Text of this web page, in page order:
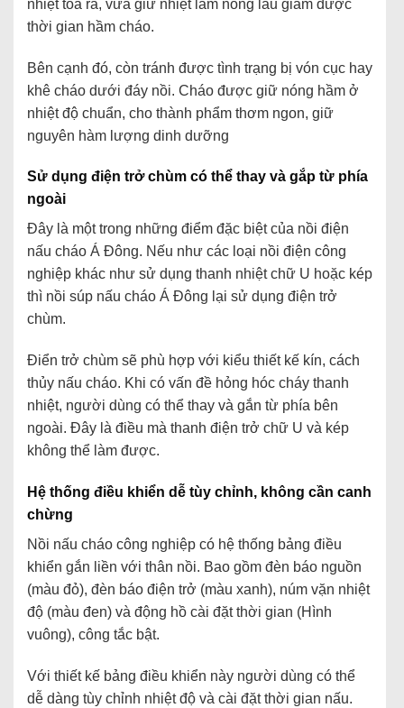
nhiệt tỏa ra, vừa giữ nhiệt làm nóng lâu giảm được
thời gian hầm cháo.
Bên cạnh đó, còn tránh được tình trạng bị vón cục hay
khê cháo dưới đáy nồi. Cháo được giữ nóng hầm ở
nhiệt độ chuẩn, cho thành phẩm thơm ngon, giữ
nguyên hàm lượng dinh dưỡng
Sử dụng điện trở chùm có thể thay và gắp từ phía
ngoài
Đây là một trong những điểm đặc biệt của nồi điện
nấu cháo Á Đông. Nếu như các loại nồi điện công
nghiệp khác như sử dụng thanh nhiệt chữ U hoặc kép
thì nồi súp nấu cháo Á Đông lại sử dụng điện trở
chùm.
Điển trở chùm sẽ phù hợp với kiểu thiết kế kín, cách
thủy nấu cháo. Khi có vấn đề hỏng hóc cháy thanh
nhiệt, người dùng có thể thay và gắn từ phía bên
ngoài. Đây là điều mà thanh điện trở chữ U và kép
không thể làm được.
Hệ thống điều khiển dễ tùy chỉnh, không cần canh
chừng
Nồi nấu cháo công nghiệp có hệ thống bảng điều
khiển gắn liền với thân nồi. Bao gồm đèn báo nguồn
(màu đỏ), đèn báo điện trở (màu xanh), núm vặn nhiệt
độ (màu đen) và động hồ cài đặt thời gian (Hình
vuông), công tắc bật.
Với thiết kế bảng điều khiển này người dùng có thể
dễ dàng tùy chỉnh nhiệt độ và cài đặt thời gian nấu.